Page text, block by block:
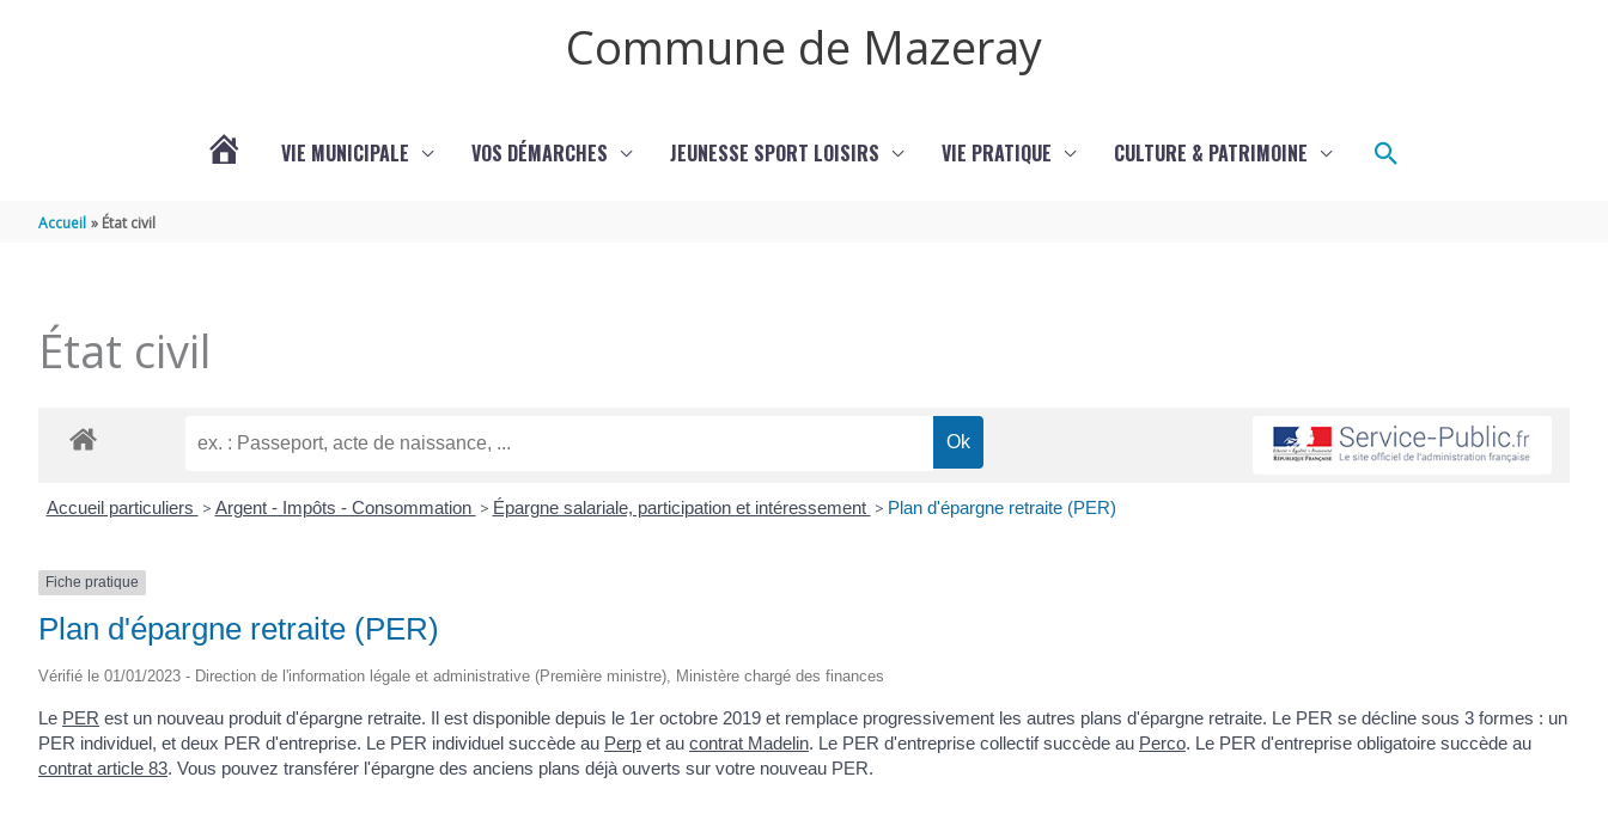
Commune de Mazeray
MAZERAY
VIE MUNICIPALE VOS DÉMARCHES JEUNESSE SPORT LOISIRS VIE PRATIQUE CULTURE & PATRIMOINE Rechercher
Accueil État civil
État civil
Accueil particuliers > Argent - Impôts - Consommation > Épargne salariale, participation et intéressement > Plan d'épargne retraite (PER)
Fiche pratique
Plan d'épargne retraite (PER)
Vérifié le 01/01/2023 - Direction de l'information légale et administrative (Première ministre), Ministère chargé des finances
Le PER est un nouveau produit d'épargne retraite. Il est disponible depuis le 1er octobre 2019 et remplace progressivement les autres plans d'épargne retraite. Le PER se décline sous 3 formes : un
PER individuel, et deux PER d'entreprise. Le PER individuel succède au Perp et au contrat Madelin. Le PER d'entreprise collectif succède au Perco. Le PER d'entreprise obligatoire succède au
contrat article 83. Vous pouvez transférer l'épargne des anciens plans déjà ouverts sur votre nouveau PER.